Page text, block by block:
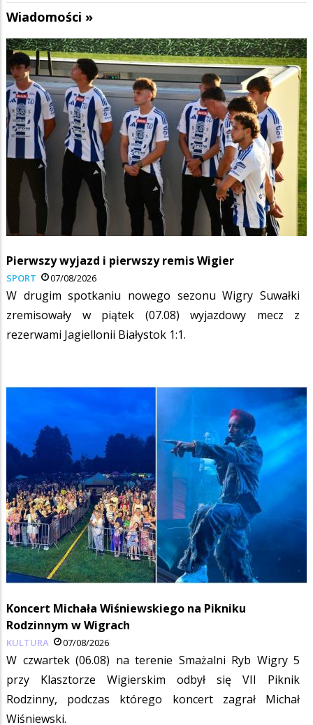
Wiadomości »
Pierwszy wyjazd i pierwszy remis Wigier
SPORT 07/08/2026
W drugim spotkaniu nowego sezonu Wigry Suwałki
zremisowały w piątek (07.08) wyjazdowy mecz z
rezerwami Jagiellonii Białystok 1:1.
Koncert Michała Wiśniewskiego na Pikniku
Rodzinnym w Wigrach
KULTURA 07/08/2026
W czwartek (06.08) na terenie Smażalni Ryb Wigry 5
przy Klasztorze Wigierskim odbył się VII Piknik
Rodzinny, podczas którego koncert zagrał Michał
Wiśniewski.